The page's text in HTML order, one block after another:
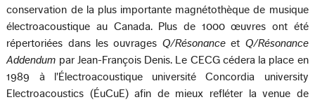
conservation de la plus importante magnétothèque de musique
électroacoustique au Canada. Plus de 1000 œuvres ont été
répertoriées dans les ouvrages Q/Résonanceet Q/Résonance
Addendum par Jean-François Denis. Le CECG cédera la place en
1989 à l'Électroacoustique université Concordia university
Electroacoustics (ÉuCuE) afin de mieux refléter la venue de